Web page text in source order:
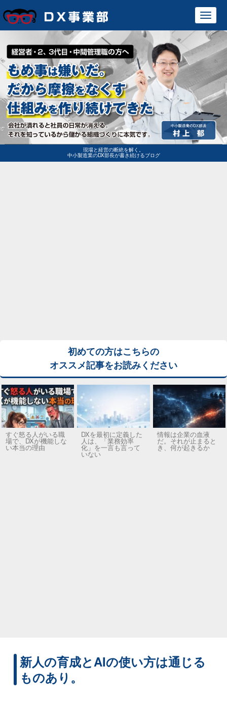
現場と経営の断絶を解く。
中小製造業のDX部長が書き続けるブログ
初めての方はこちらの
オススメ記事をお読みください
すぐ怒る人がいる職
場で、DXが機能しな
い本当の理由
DXを最初に定義した
人は、「業務効率
化」を一言も言って
いない
情報は企業の血液
だ。それが止まると
き、何が起きるか
新人の育成とAIの使い方は通じる
ものあり。